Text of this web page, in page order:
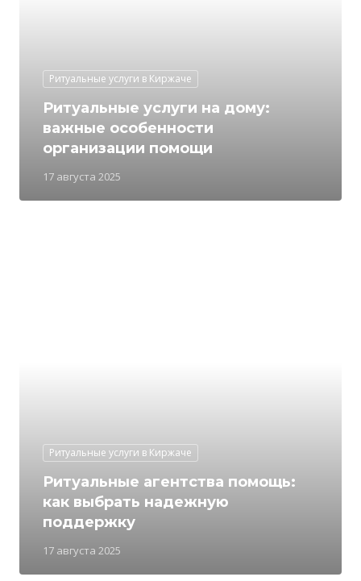
Ритуальные услуги в Киржаче
17 августа 2025
Ритуальные услуги на дому:
важные особенности
организации помощи
Ритуальные услуги в Киржаче
17 августа 2025
Ритуальные агентства помощь:
как выбрать надежную
поддержку